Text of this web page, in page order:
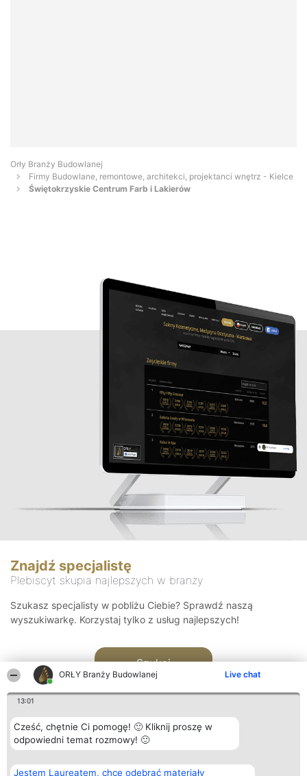
ORŁY Branży Budowlanej Live chat
13:01
Cześć, chętnie Ci pomogę! 🙂 Kliknij proszę w
odpowiedni temat rozmowy! 🙂
Jestem Laureatem, chcę odebrać materiały
Orły Branży Budowlanej
Firmy Budowlane, remontowe, architekci, projektanci wnętrz - Kielce
Świętokrzyskie Centrum Farb i Lakierów
Znajdź specjalistę
Plebiscyt skupia najlepszych w branży
Szukasz specjalisty w pobliżu Ciebie? Sprawdź naszą
wyszukiwarkę. Korzystaj tylko z usług najlepszych!
Szukaj
Organizator plebiscytu
Bright Side Solutions sp. z o.
Plebiscyt
Laureaci
Kontakt
Kontakt